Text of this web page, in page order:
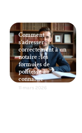
Comment
s’adresser
correctement à un
notaire : les
formules de
politesse à
connaître
11 mars 2026